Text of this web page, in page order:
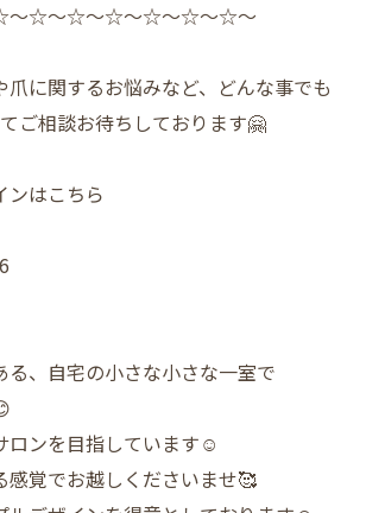
☆〜☆〜☆〜☆〜☆〜☆〜
爪に関するお悩みなど、どんな事でも
ご相談お待ちしております🤗
ンはこちら
る、自宅の小さな小さな一室で
ロンを目指しています☺️
感覚でお越しくださいませ🥰